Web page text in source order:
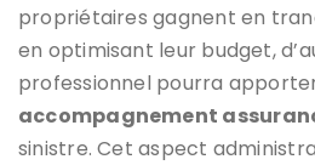
propriétaires gagnent en
en optimisant leur budget,
professionnel pourra
accompagnement
sinistre. Cet aspect